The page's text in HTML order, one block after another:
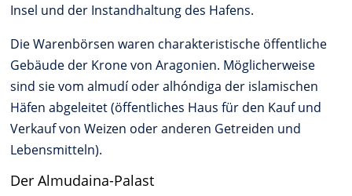
Insel und der Instandhaltung des Hafens.
Die Warenbörsen waren charakteristische öffentliche
Gebäude der Krone von Aragonien. Möglicherweise
sind sie vom almudí oder alhóndiga der islamischen
Häfen abgeleitet (öffentliches Haus für den Kauf und
Verkauf von Weizen oder anderen Getreiden und
Lebensmitteln).
Der Almudaina-Palast